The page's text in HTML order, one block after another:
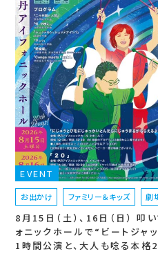
EVENT
お出かけ ファミリー＆キッズ 劇
8月15日（土）、16日（日） 叩
ォニックホールで“ビートジ
1時間公演と、大人も唸る本格